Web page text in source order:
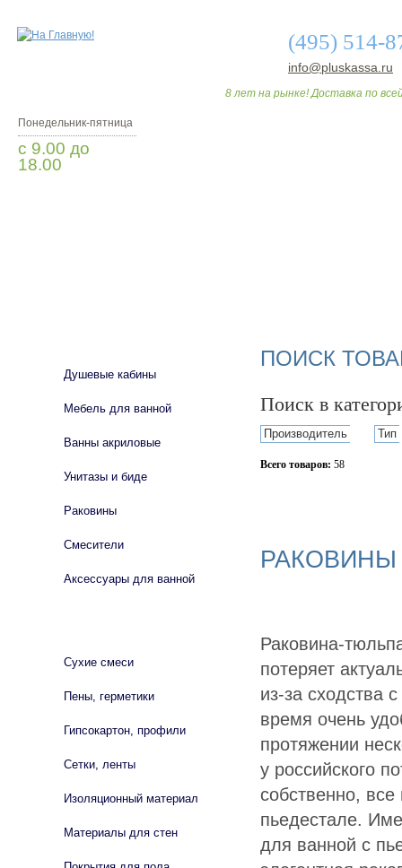
(495) 514-
info@pluskassa.ru
8 лет на рынке! Доставка по
Понедельник-пятница
с 9.00 до
18.00
ПОИСК
Поиск в
Производитель Тип
Всего товаров: 58
Раковина-
потеряет
из-за сходства
время очень
протяжении
у российского
собственно,
пьедестале.
для ванной с
Душевые кабины
Мебель для ванной
Ванны акриловые
Унитазы и биде
Раковины
Смесители
Аксессуары для ванной
Сухие смеси
Пены, герметики
Гипсокартон, профили
Сетки, ленты
Изоляционный материал
Материалы для стен